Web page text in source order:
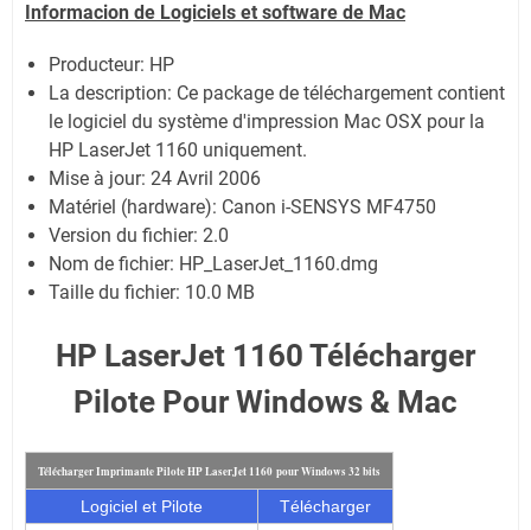
Informacion de Logiciels et software de Mac
Producteur: HP
La description: Ce package de téléchargement contient
le logiciel du système d'impression Mac OSX pour la
HP LaserJet 1160 uniquement.
Mise à jour: 24 Avril 2006
Matériel (hardware): Canon i-SENSYS MF4750
Version du fichier: 2.0
Nom de fichier: HP_LaserJet_1160.dmg
Taille du fichier: 10.0 MB
HP LaserJet 1160 Télécharger
Pilote Pour Windows & Mac
Télécharger Imprimante Pilote HP LaserJet 1160 pour Windows 32 bits
Logiciel et Pilote
Télécharger